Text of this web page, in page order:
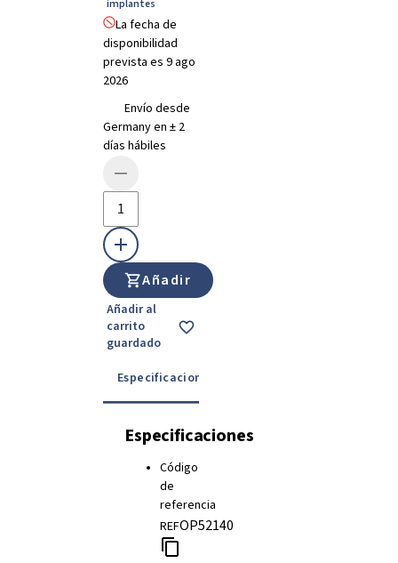
implantes
La fecha de
disponibilidad
prevista es 9 ago
2026
Envío desde
Germany en ± 2
días hábiles
Añadir
Añadir al
carrito
guardado
Especificaciones
Especificaciones
Código
de
referencia
REFOP52140